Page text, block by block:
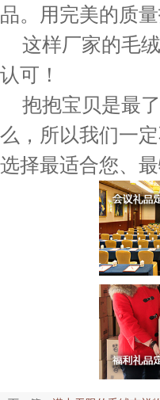
品。用完美的质
这样厂家的毛
认可！
抱抱宝贝是最
么，所以我们一
选择最适合您、